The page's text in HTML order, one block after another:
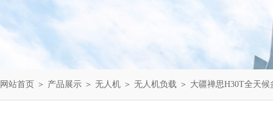
网站首页 ＞ 产品展示 ＞ 无人机 ＞ 无人机负载 ＞ 大疆禅思H30T全天